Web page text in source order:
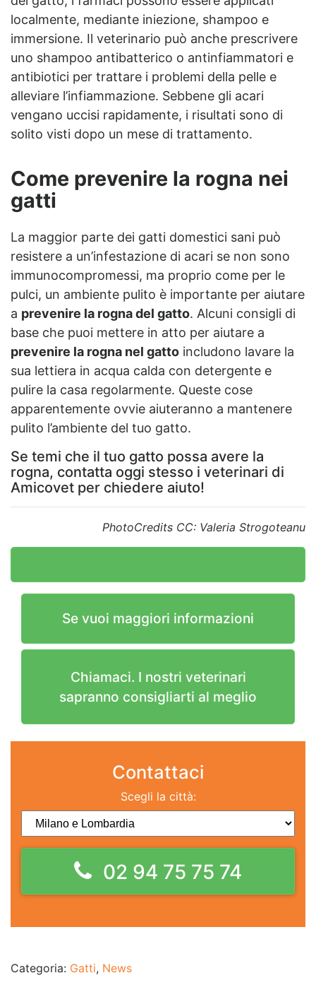
localmente, mediante iniezione, shampoo e
immersione. Il veterinario può anche prescrivere
uno shampoo antibatterico o antinfiammatori e
antibiotici per trattare i problemi della pelle e
alleviare l’infiammazione. Sebbene gli acari
vengano uccisi rapidamente, i risultati sono di
solito visti dopo un mese di trattamento.
Come prevenire la rogna nei
gatti
La maggior parte dei gatti domestici sani può
resistere a un’infestazione di acari se non sono
immunocompromessi, ma proprio come per le
pulci, un ambiente pulito è importante per aiutare
a prevenire la rogna del gatto. Alcuni consigli di
base che puoi mettere in atto per aiutare a
prevenire la rogna nel gatto includono lavare la
sua lettiera in acqua calda con detergente e
pulire la casa regolarmente. Queste cose
apparentemente ovvie aiuteranno a mantenere
pulito l’ambiente del tuo gatto.
Se temi che il tuo gatto possa avere la
rogna, contatta oggi stesso i veterinari di
Amicovet per chiedere aiuto!
PhotoCredits CC: Valeria Strogoteanu
Se vuoi maggiori informazioni
Chiamaci. I nostri veterinari
sapranno consigliarti al meglio
Contattaci
Scegli la città:
02 94 75 75 74
Categoria: Gatti, News